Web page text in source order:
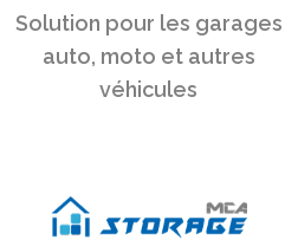
Solution pour les garages
auto, moto et autres
véhicules